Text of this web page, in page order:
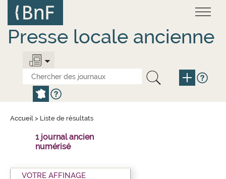
contenu
principal
Presse locale ancienne
Accueil > Liste de résultats
1 journal ancien
numérisé
VOTRE AFFINAGE
Panneau de gestion des cookies